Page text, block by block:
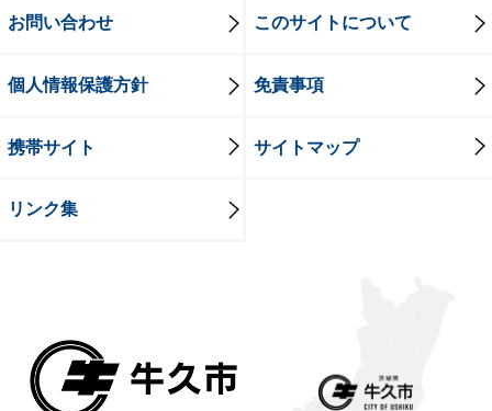
お問い合わせ このサイトについて
個人情報保護方針 免責事項
携帯サイト サイトマップ
リンク集